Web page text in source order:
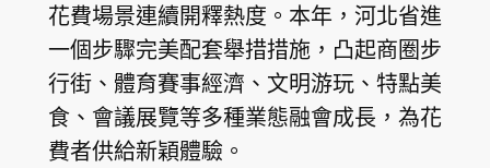
花費場景連續開釋熱度。本年，河北省進
一個步驟完美配套舉措措施，凸起商圈步
行街、體育賽事經濟、文明游玩、特點美
食、會議展覽等多種業態融會成長，為花
費者供給新穎體驗。